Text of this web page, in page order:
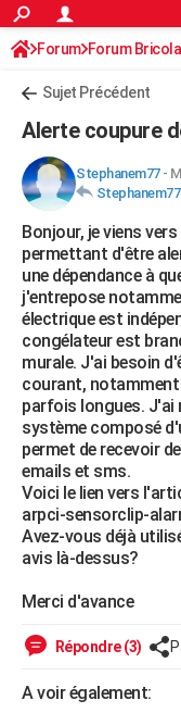
ACTUALITÉS
Politique
Société
Faits Divers
Education
Monde
Villes
+
FINANCE
Retraite
Impôts
Epargne
Immobilier
Risques naturels par ville
Banque
Assurance
Crédit
AUTO
Essais
Réserver un essai
Citadines
Berlines
SUV
Forum auto
+HIGH-TECH
Mobiles
Meilleur smartphone
Internet
Ordinateurs
Jeux vidéo
Guide high-tech
+BRICOLAGE
Forum
Aménagement intérieur
Extérieur
Cuisine
Salle de bains
Jardinage
Rangement
WEEK-END
Guides de France
Escapades
Patrimoine
Expositions
Week-end nature
LIFESTYLE
Art de vivre
Bien-être
Loisirs
ModeModes de vie
SANTE
Alimentation
Guide de la santé
Maladies
Médicaments
Sommeil
VOYAGE
Destinations
City break
Voyage nature
Voyage de noces
Forum
Climat
+PHOTO
GUIDES D'ACHAT
BONS PLANS
CARTE DE VOEUX
Carte de Noël
Carte Bonne année
Carte Saint-Valentin
Carte Pâques
Carte d'anniversaire
DICTIONNAIRE
Forum Forum
Sujet Précédent
Alerte coupure
Stephanem77-
Stephanem77
Bonjour, je viens
permettant d'être
une dépendance à
j'entrepose
électrique est
congélateur est
murale. J'ai besoin
courant,
parfois longues. J'ai
système composé
permet de recevoir
emails et sms.
Voici le lien vers
arpci-sensorclip-
Avez-vous déjà
avis là-dessus?
Merci d'avance
Répondre (3)
A voir également: